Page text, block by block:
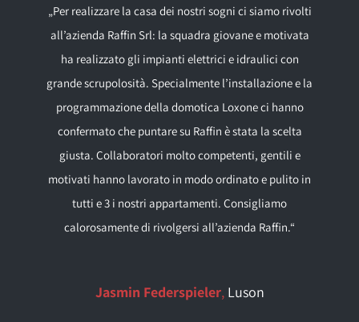
„Per realizzare la casa dei nostri sogni ci siamo rivolti
all’azienda Raffin Srl: la squadra giovane e motivata
ha realizzato gli impianti elettrici e idraulici con
grande scrupolosità. Specialmente l’installazione e la
programmazione della domotica Loxone ci hanno
confermato che puntare su Raffin è stata la scelta
giusta. Collaboratori molto competenti, gentili e
motivati hanno lavorato in modo ordinato e pulito in
tutti e 3 i nostri appartamenti. Consigliamo
calorosamente di rivolgersi all’azienda Raffin.“
Jasmin Federspieler, Luson
„Ottima consulenza, realizzazione professionale nelle
scadenze pattuite, la simbiosi tra lavori elettrici e
idraulici ha funzionato perfettamente, personale
cordiale, azienda motivata … sicuramente mi
rivolgerò di nuovo a loro per il mio prossimo progetto
di costruzione!“
Friedrich Niederkofler Riobianco
„Per la mia attività ho sempre potuto contare sul team
di Raffin srl. Sia per le ristrutturazioni che per le
riparazioni urgenti in pieno orario di apertura. A
qualsiasi ora ho ricevuto un aiuto affidabile, e questo
è molto importante per me e per la mia azienda.“
Zitturi Markus Bar – Ristorante Zone Brunico